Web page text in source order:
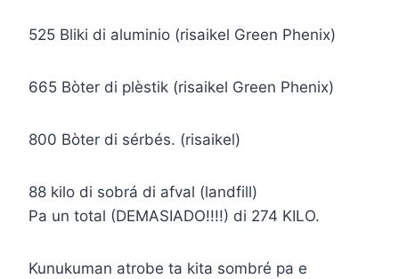
525 Bliki di aluminio (risaikel Green Phenix)
665 Bòter di plèstik (risaikel Green Phenix)
800 Bòter di sérbés. (risaikel)
88 kilo di sobrá di afval (landfill)
Pa un total (DEMASIADO!!!!) di 274 KILO.
Kunukuman atrobe ta kita sombré pa e